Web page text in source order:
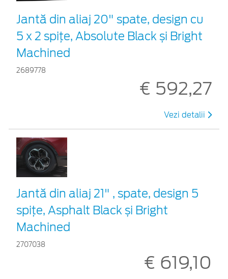
Jantă din aliaj 20" spate, design cu
5 x 2 spițe, Absolute Black și Bright
Machined
2689778
€ 592,27
Vezi detalii
Jantă din aliaj 21" , spate, design 5
spițe, Asphalt Black și Bright
Machined
2707038
€ 619,10